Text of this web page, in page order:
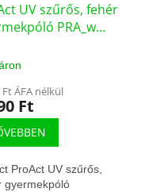
UV szűrős, fehér
PRA_w
Ft ÁFA nélkül
Ft
ProAct UV szűrős,
gyermekpóló